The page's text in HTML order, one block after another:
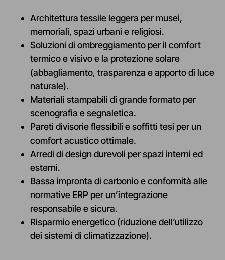
Architettura tessile leggera per musei,
memoriali, spazi urbani e religiosi.
Soluzioni di ombreggiamento per il comfort
termico e visivo e la protezione solare
(abbagliamento, trasparenza e apporto di luce
naturale).
Materiali stampabili di grande formato per
scenografia e segnaletica.
Pareti divisorie flessibili e soffitti tesi per un
comfort acustico ottimale.
Arredi di design durevoli per spazi interni ed
esterni.
Bassa impronta di carbonio e conformità alle
normative ERP per un’integrazione
responsabile e sicura.
Risparmio energetico (riduzione dell’utilizzo
dei sistemi di climatizzazione).